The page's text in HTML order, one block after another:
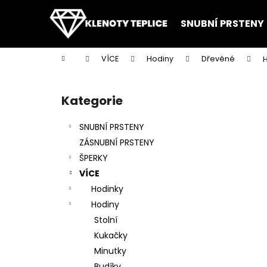
SNUBNÍ PRSTENY
Domů VÍCE Hodiny Dřevěné
Přeskočit
kategorie
Kategorie
SNUBNÍ PRSTENY
ZÁSNUBNÍ PRSTENY
ŠPERKY
VÍCE
Hodinky
Hodiny
Stolní
Kukačky
Minutky
í
Zpět
do
Zpět
do